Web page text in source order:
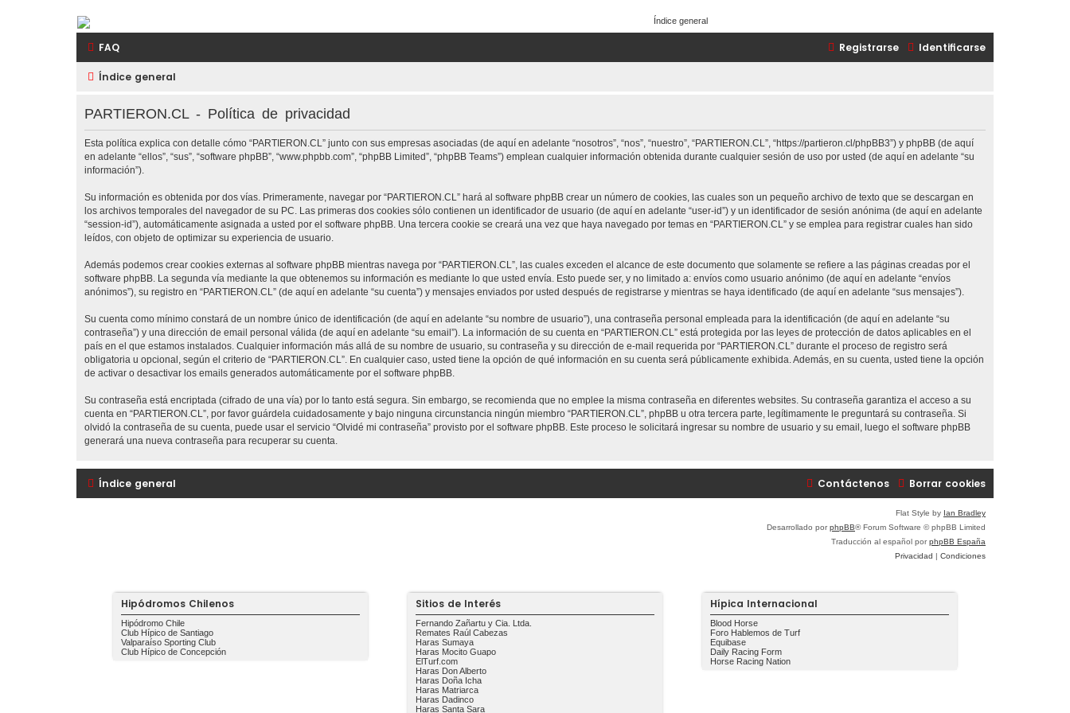
PARTIERON.CL
El primer foro hípico chileno
FAQ Identificarse
Registrarse
Índice general
PARTIERON.CL - Política de privacidad
Esta política explica con detalle cómo “PARTIERON.CL” junto con sus empresas asociadas (de aquí en adelante “nosotros”, “nos”, “nuestro”, “PARTIERON.CL”, “https://partieron.cl/phpBB3”) y phpBB (de aquí
en adelante “ellos”, “sus”, “software phpBB”, “www.phpbb.com”, “phpBB Limited”, “phpBB Teams”) emplean cualquier información obtenida durante cualquier sesión de uso por usted (de aquí en adelante “su
información”).
Su información es obtenida por dos vías. Primeramente, navegar por “PARTIERON.CL” hará al software phpBB crear un número de cookies, las cuales son un pequeño archivo de texto que se descargan en
los archivos temporales del navegador de su PC. Las primeras dos cookies sólo contienen un identificador de usuario (de aquí en adelante “user-id”) y un identificador de sesión anónima (de aquí en adelante
“session-id”), automáticamente asignada a usted por el software phpBB. Una tercera cookie se creará una vez que haya navegado por temas en “PARTIERON.CL” y se emplea para registrar cuales han sido
leídos, con objeto de optimizar su experiencia de usuario.
Además podemos crear cookies externas al software phpBB mientras navega por “PARTIERON.CL”, las cuales exceden el alcance de este documento que solamente se refiere a las páginas creadas por el
software phpBB. La segunda vía mediante la que obtenemos su información es mediante lo que usted envía. Esto puede ser, y no limitado a: envíos como usuario anónimo (de aquí en adelante “envíos
anónimos”), su registro en “PARTIERON.CL” (de aquí en adelante “su cuenta”) y mensajes enviados por usted después de registrarse y mientras se haya identificado (de aquí en adelante “sus mensajes”).
Su cuenta como mínimo constará de un nombre único de identificación (de aquí en adelante “su nombre de usuario”), una contraseña personal empleada para la identificación (de aquí en adelante “su
contraseña”) y una dirección de email personal válida (de aquí en adelante “su email”). La información de su cuenta en “PARTIERON.CL” está protegida por las leyes de protección de datos aplicables en el
país en el que estamos instalados. Cualquier información más allá de su nombre de usuario, su contraseña y su dirección de e-mail requerida por “PARTIERON.CL” durante el proceso de registro será
obligatoria u opcional, según el criterio de “PARTIERON.CL”. En cualquier caso, usted tiene la opción de qué información en su cuenta será públicamente exhibida. Además, en su cuenta, usted tiene la opción
de activar o desactivar los emails generados automáticamente por el software phpBB.
Su contraseña está encriptada (cifrado de una vía) por lo tanto está segura. Sin embargo, se recomienda que no emplee la misma contraseña en diferentes websites. Su contraseña garantiza el acceso a su
cuenta en “PARTIERON.CL”, por favor guárdela cuidadosamente y bajo ninguna circunstancia ningún miembro “PARTIERON.CL”, phpBB u otra tercera parte, legítimamente le preguntará su contraseña. Si
olvidó la contraseña de su cuenta, puede usar el servicio “Olvidé mi contraseña” provisto por el software phpBB. Este proceso le solicitará ingresar su nombre de usuario y su email, luego el software phpBB
generará una nueva contraseña para recuperar su cuenta.
Índice general Borrar cookies
Contáctenos
Flat Style by Ian Bradley
Desarrollado porphpBB® Forum Software © phpBB Limited
Traducción al español porphpBB España
Privacidad
Condiciones
Hipódromos Chilenos
Hipódromo Chile
Club Hípico de Santiago
Valparaíso Sporting Club
Club Hípico de Concepción
Sitios de Interés
Fernando Zañartu y Cia. Ltda.
Remates Raúl Cabezas
Haras Sumaya
Haras Mocito Guapo
ElTurf.com
Haras Don Alberto
Haras Doña Icha
Haras Matriarca
Haras Dadinco
Haras Santa Sara
Hípica Internacional
Blood Horse
Foro Hablemos de Turf
Equibase
Daily Racing Form
Horse Racing Nation